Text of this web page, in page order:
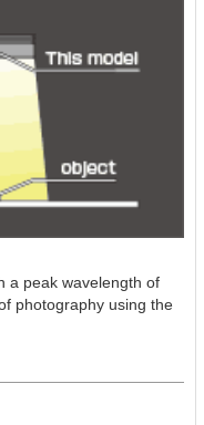
a peak wavelength of
photography using the